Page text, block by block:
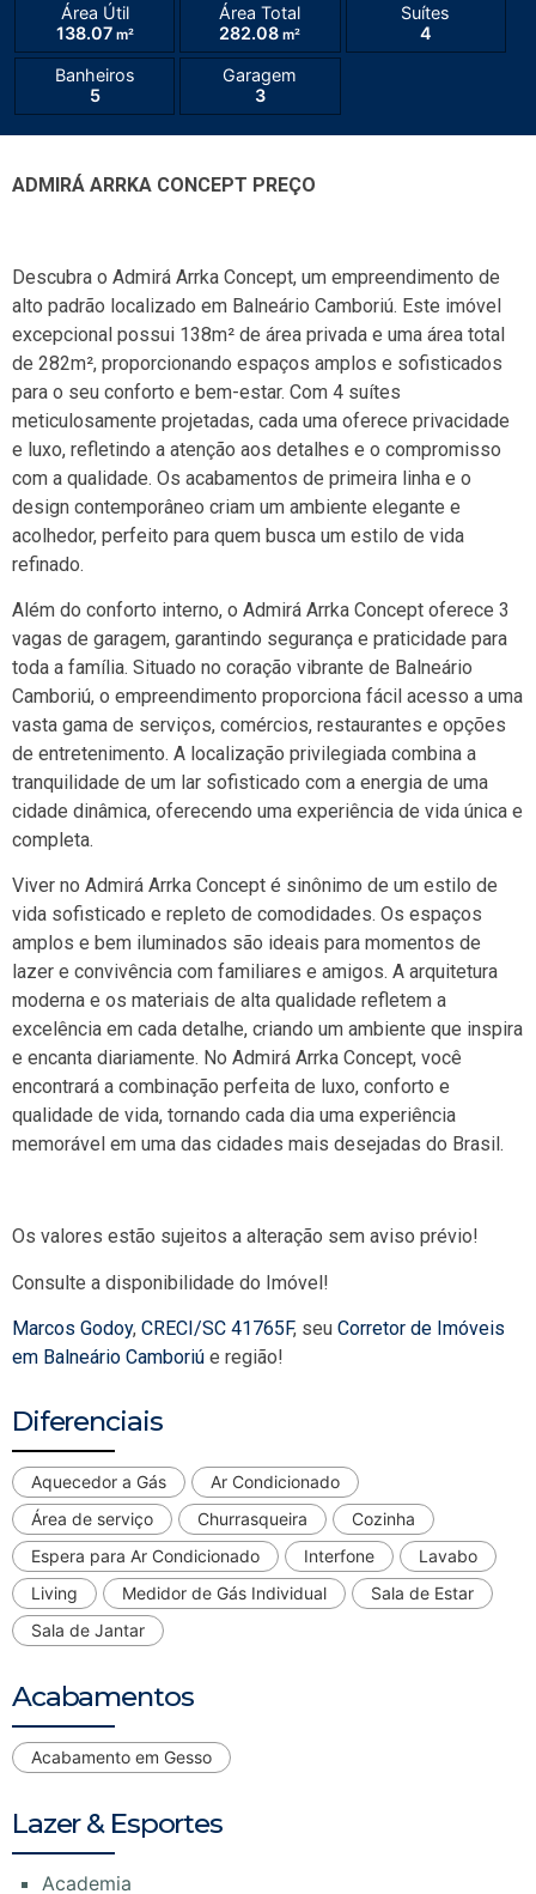
Área Útil
138.07m²
Área Total
282.08 m²
Suítes
4
Banheiros
5
Garagem
3
ADMIRÁ ARRKA CONCEPT PREÇO
Descubra o Admirá Arrka Concept, um empreendimento de
alto padrão localizado em Balneário Camboriú. Este imóvel
excepcional possui 138m² de área privada e uma área total
de 282m², proporcionando espaços amplos e sofisticados
para o seu conforto e bem-estar. Com 4 suítes
meticulosamente projetadas, cada uma oferece privacidade
e luxo, refletindo a atenção aos detalhes e o compromisso
com a qualidade. Os acabamentos de primeira linha e o
design contemporâneo criam um ambiente elegante e
acolhedor, perfeito para quem busca um estilo de vida
refinado.
Além do conforto interno, o Admirá Arrka Concept oferece 3
vagas de garagem, garantindo segurança e praticidade para
toda a família. Situado no coração vibrante de Balneário
Camboriú, o empreendimento proporciona fácil acesso a uma
vasta gama de serviços, comércios, restaurantes e opções
de entretenimento. A localização privilegiada combina a
tranquilidade de um lar sofisticado com a energia de uma
cidade dinâmica, oferecendo uma experiência de vida única e
completa.
Viver no Admirá Arrka Concept é sinônimo de um estilo de
vida sofisticado e repleto de comodidades. Os espaços
amplos e bem iluminados são ideais para momentos de
lazer e convivência com familiares e amigos. A arquitetura
moderna e os materiais de alta qualidade refletem a
excelência em cada detalhe, criando um ambiente que inspira
e encanta diariamente. No Admirá Arrka Concept, você
encontrará a combinação perfeita de luxo, conforto e
qualidade de vida, tornando cada dia uma experiência
memorável em uma das cidades mais desejadas do Brasil.
Os valores estão sujeitos a alteração sem aviso prévio!
Consulte a disponibilidade do Imóvel!
Marcos Godoy, CRECI/SC 41765F, seu Corretor de Imóveis
em Balneário Camboriú e região!
Diferenciais
Aquecedor a Gás
Ar Condicionado
Área de serviço
Churrasqueira
Cozinha
Espera para Ar Condicionado
Interfone
Lavabo
Living
Medidor de Gás Individual
Sala de Estar
Sala de Jantar
Acabamentos
Acabamento em Gesso
Lazer & Esportes
Academia